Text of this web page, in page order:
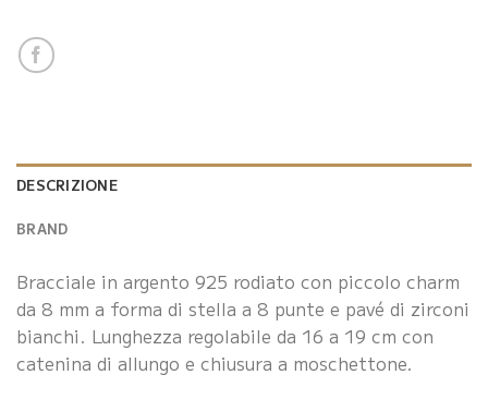
DESCRIZIONE
BRAND
Bracciale in argento 925 rodiato con piccolo charm
da 8 mm a forma di stella a 8 punte e pavé di zirconi
bianchi. Lunghezza regolabile da 16 a 19 cm con
catenina di allungo e chiusura a moschettone.